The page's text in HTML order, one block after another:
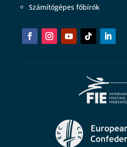
Számítógépes főbírók